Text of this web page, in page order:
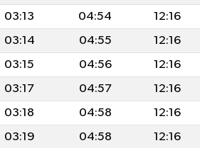
03:13 04:54 12:16
03:14 04:55 12:16
03:15 04:56 12:16
03:17 04:57 12:16
03:18 04:58 12:16
03:19 04:58 12:16